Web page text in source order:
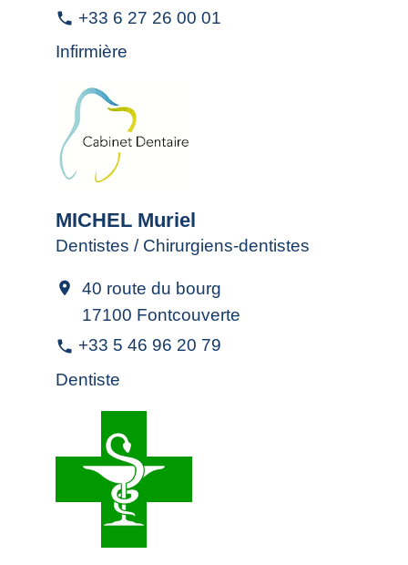
phone +33 6 27 26 00 01
Infirmière
MICHEL Muriel
Dentistes / Chirurgiens-dentistes
location_on
40 route du bourg
17100 Fontcouverte
phone +33 5 46 96 20 79
Dentiste